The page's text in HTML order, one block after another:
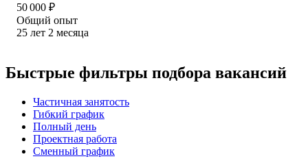
50 000 ₽
Общий опыт
25 лет 2 месяца
Быстрые фильтры подбора вакансий
Частичная занятость
Гибкий график
Полный день
Проектная работа
Сменный график